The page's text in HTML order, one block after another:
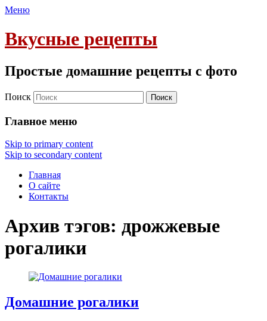
Меню
Вкусные рецепты
Простые домашние рецепты с фото
Поиск
Главное меню
Skip to primary content
Skip to secondary content
Главная
О сайте
Контакты
Архив тэгов: дрожжевые
рогалики
Домашние рогалики